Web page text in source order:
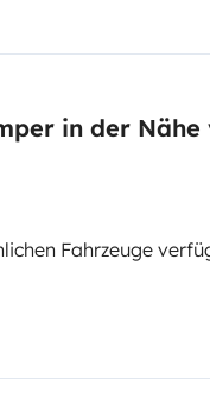
in der
Fahrzeuge